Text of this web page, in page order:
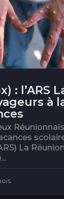
: l’ARS
à
La